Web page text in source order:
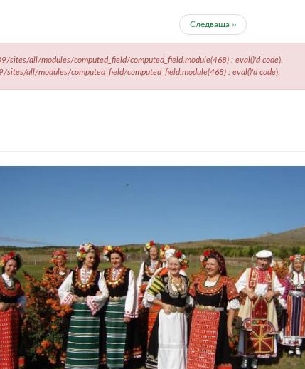
Следваща ››
all/modules/computed_field/computed_field.module(468) : eval()'d code).
all/modules/computed_field/computed_field.module(468) : eval()'d code).